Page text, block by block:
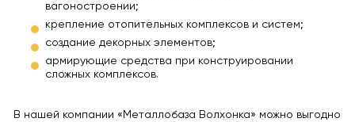
вагоностроении;
крепление отопительных комплексов и систем;
создание декорных элементов;
армирующие средства при конструировании
сложных комплексов.
В нашей компании «Металлобаза Волхонка» можно выгодно